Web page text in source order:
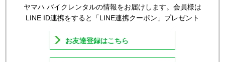
ヤマハ バイクレンタルの情報をお届けします。会員様は
LINE ID連携をすると「LINE連携クーポン」プレゼント
お友達登録はこちら